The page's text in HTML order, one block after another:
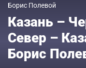
Борис Полевой
Казань –
Север –
Борис